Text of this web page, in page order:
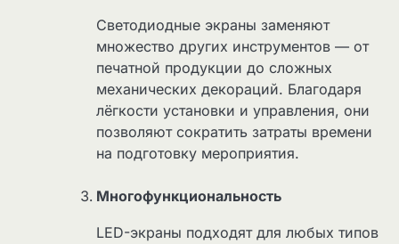
Светодиодные экраны заменяют
множество других инструментов — от
печатной продукции до сложных
механических декораций. Благодаря
лёгкости установки и управления, они
позволяют сократить затраты времени
на подготовку мероприятия.
Многофункциональность
LED-экраны подходят для любых типов